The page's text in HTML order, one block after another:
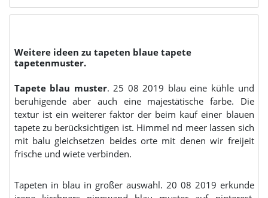
Weitere ideen zu tapeten blaue tapete
tapetenmuster.
Tapete blau muster. 25 08 2019 blau eine kühle und
beruhigende aber auch eine majestätische farbe. Die
textur ist ein weiterer faktor der beim kauf einer blauen
tapete zu berücksichtigen ist. Himmel nd meer lassen sich
mit balu gleichsetzen beides orte mit denen wir freijeit
frische und wiete verbinden.
Tapeten in blau in großer auswahl. 20 08 2019 erkunde